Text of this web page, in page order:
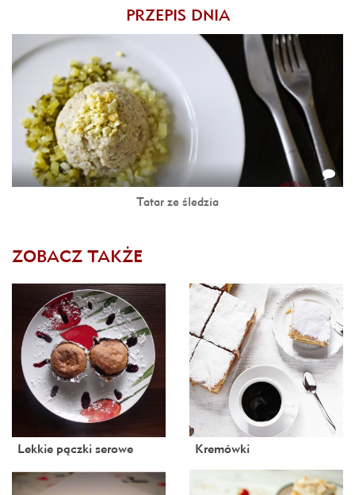
PRZEPIS DNIA
Tatar ze śledzia
ZOBACZ TAKŻE
Lekkie pączki serowe Kremówki